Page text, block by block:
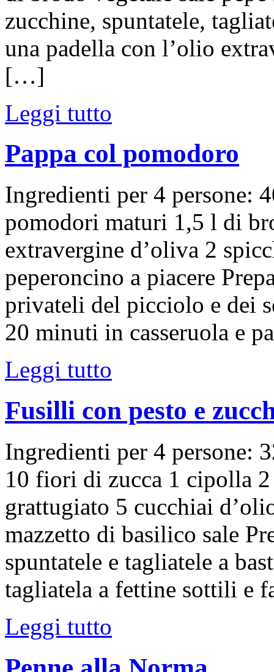
zucchine, spuntatele,
una padella con l’olio
[…]
Leggi tutto
Pappa col pomodoro
Ingredienti per 4 persone:
pomodori maturi 1,5 l di
extravergine d’oliva 2
peperoncino a piacere
privateli del picciolo e dei
20 minuti in casseruola e
Leggi tutto
Fusilli con pesto e
Ingredienti per 4 persone:
10 fiori di zucca 1 cipolla
grattugiato 5 cucchiai
mazzetto di basilico sale
spuntatele e tagliatele a
tagliatela a fettine sottili e
Leggi tutto